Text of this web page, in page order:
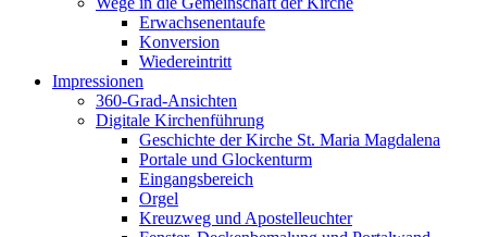
Erwachsenentaufe
Konversion
Wiedereintritt
Impressionen
360-Grad-Ansichten
Digitale Kirchenführung
Geschichte der Kirche St. Maria Magdalena
Portale und Glockenturm
Eingangsbereich
Orgel
Kreuzweg und Apostelleuchter